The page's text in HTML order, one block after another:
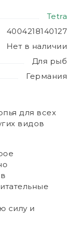
Tetra
4004218140127
Нет в наличии
Для рыб
Германия
для всех
видов
силу и